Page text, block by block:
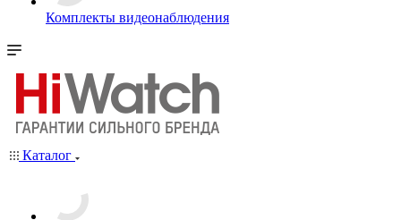
Комплекты видеонаблюдения
Каталог